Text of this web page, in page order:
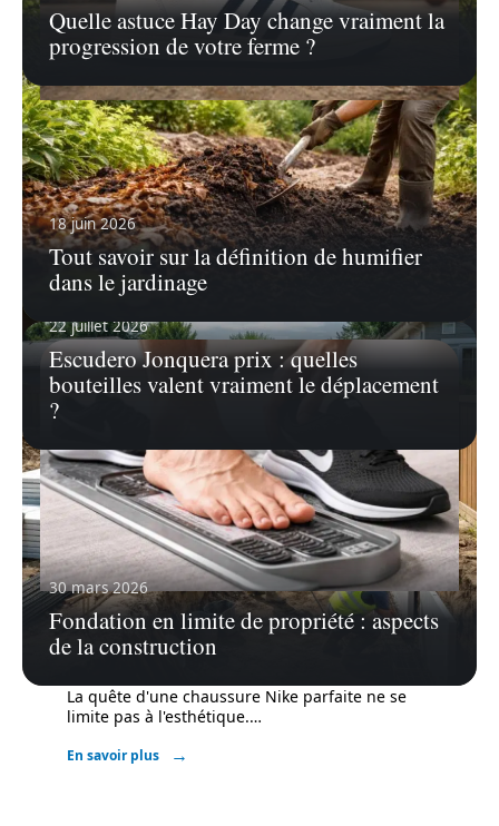
Quelle astuce Hay Day change vraiment la
progression de votre ferme ?
22 juillet 2026
Escudero Jonquera prix : quelles
bouteilles valent vraiment le déplacement
?
18 juin 2026
Tout savoir sur la définition de humifier
dans le jardinage
30 mars 2026
Fondation en limite de propriété : aspects
de la construction
13 juillet 2026
Chaussure Americana Hi : l’histoire
d’une basket mythique d’Adidas
La chaussure Americana Hi d’Adidas est plus
qu’un simple accessoire de mode,…
En savoir plus
19 mai 2026
Comment taille la chaussure Nike :
La quête d'une chaussure Nike parfaite ne se
limite pas à l'esthétique.…
En savoir plus